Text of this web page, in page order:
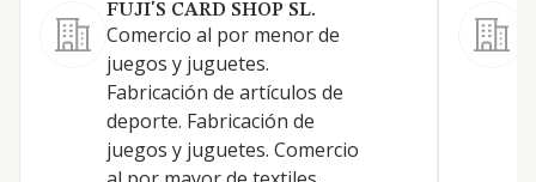
FUJI'S CARD SHOP SL.
Comercio al por menor de
juegos y juguetes.
Fabricación de artículos de
deporte. Fabricación de
juegos y juguetes. Comercio